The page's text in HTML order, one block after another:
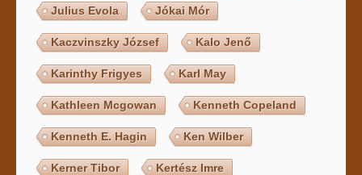
Julius Evola Jókai Mór
Kaczvinszky József Kalo Jenő
Karinthy Frigyes Karl May
Kathleen Mcgowan Kenneth Copeland
Kenneth E. Hagin Ken Wilber
Kerner Tibor Kertész Imre